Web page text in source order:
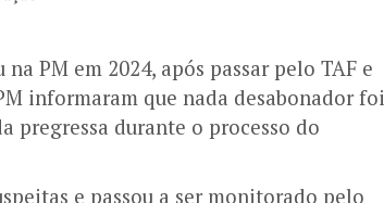
PM em 2024, após passar pelo TAF e
informaram que nada desabonador foi
pregressa durante o processo do
e passou a ser monitorado pelo